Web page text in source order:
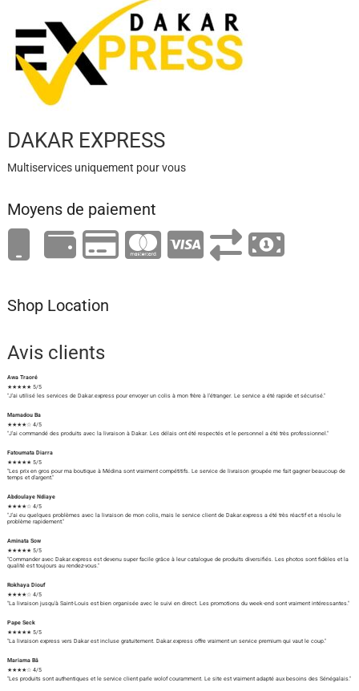
DAKAR EXPRESS
Multiservices uniquement pour vous
Moyens de paiement
Shop Location
Avis clients
Awa Traoré
★★★★★ 5/5
"J'ai utilisé les services de Dakar.express pour envoyer un colis à mon frère à l'étranger. Le service a été rapide et sécurisé."
Mamadou Ba
★★★★☆ 4/5
"J'ai commandé des produits avec la livraison à Dakar. Les délais ont été respectés et le personnel a été très professionnel."
Fatoumata Diarra
★★★★★ 5/5
"Les prix en gros pour ma boutique à Médina sont vraiment compétitifs. Le service de livraison groupée me fait gagner beaucoup de
temps et d'argent."
Abdoulaye Ndiaye
★★★★☆ 4/5
"J'ai eu quelques problèmes avec la livraison de mon colis, mais le service client de Dakar.express a été très réactif et a résolu le
problème rapidement."
Aminata Sow
★★★★★ 5/5
"Commander avec Dakar.express est devenu super facile grâce à leur catalogue de produits diversifiés. Les photos sont fidèles et la
qualité est toujours au rendez-vous."
Rokhaya Diouf
★★★★☆ 4/5
"La livraison jusqu'à Saint-Louis est bien organisée avec le suivi en direct. Les promotions du week-end sont vraiment intéressantes."
Pape Seck
★★★★★ 5/5
"La livraison express vers Dakar est incluse gratuitement. Dakar.express offre vraiment un service premium qui vaut le coup."
Mariama Bâ
★★★★☆ 4/5
"Les produits sont authentiques et le service client parle wolof couramment. Le site est vraiment adapté aux besoins des Sénégalais."